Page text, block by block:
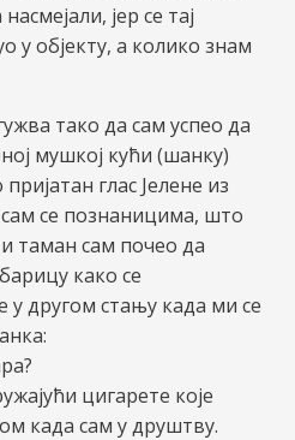
јер се тај
у објекту, а колико знам
тако да сам успео да
мушкој кући (шанку)
глас Јелене из
сам се познаницима, што
таман сам почео да
како се
у другом стању када ми се
цигарете које
када сам у друштву.